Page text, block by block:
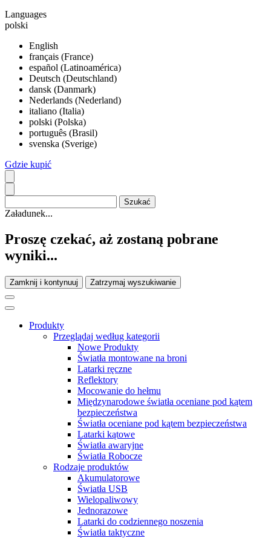
Languages
polski
English
français (France)
español (Latinoamérica)
Deutsch (Deutschland)
dansk (Danmark)
Nederlands (Nederland)
italiano (Italia)
polski (Polska)
português (Brasil)
svenska (Sverige)
Gdzie kupić
Załadunek...
Proszę czekać, aż zostaną pobrane
wyniki...
Zamknij i kontynuuj Zatrzymaj wyszukiwanie
Produkty
Przeglądaj według kategorii
Nowe Produkty
Światła montowane na broni
Latarki ręczne
Reflektory
Mocowanie do hełmu
Międzynarodowe światła oceniane pod kątem
bezpieczeństwa
Światła oceniane pod kątem bezpieczeństwa
Latarki kątowe
Światła awaryjne
Światła Robocze
Rodzaje produktów
Akumulatorowe
Światła USB
Wielopaliwowy
Jednorazowe
Latarki do codziennego noszenia
Światła taktyczne